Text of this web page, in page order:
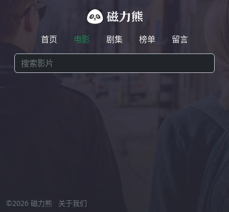
首页 电影 剧集 榜单 留言
©2026 磁力熊 关于我们